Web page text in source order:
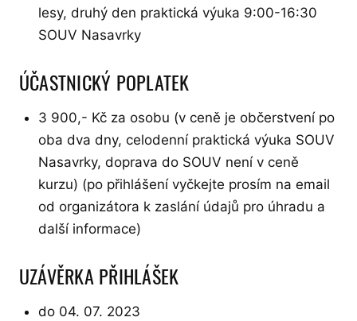
lesy, druhý den praktická výuka 9:00-16:30
SOUV Nasavrky
ÚČASTNICKÝ POPLATEK
3 900,- Kč za osobu (v ceně je občerstvení po
oba dva dny, celodenní praktická výuka SOUV
Nasavrky, doprava do SOUV není v ceně
kurzu) (po přihlášení vyčkejte prosím na email
od organizátora k zaslání údajů pro úhradu a
další informace)
UZÁVĚRKA PŘIHLÁŠEK
do 04. 07. 2023